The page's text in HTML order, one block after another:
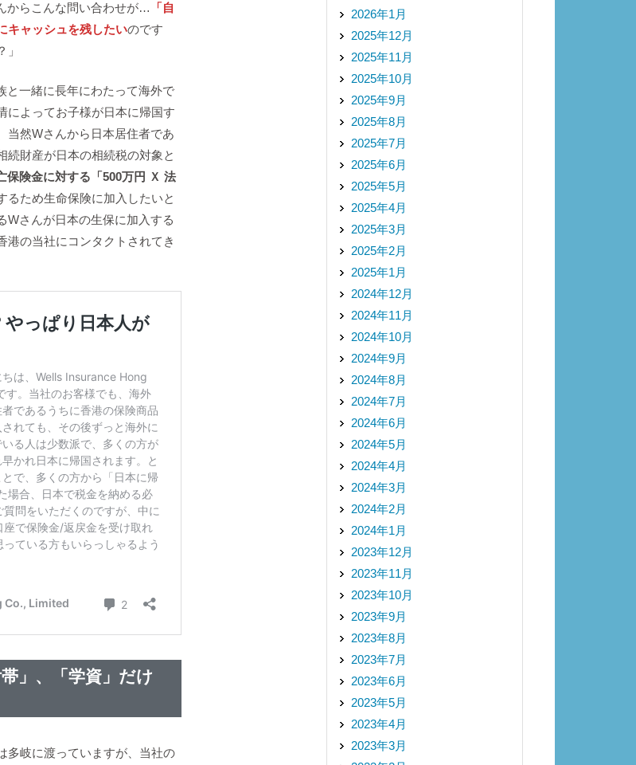
からこんな問い合わせが…
「自
キャッシュを残したいのです
」
と一緒に長年にわたって海外で
によってお子様が日本に帰国す
当然Wさんから日本居住者であ
続財産が日本の相続税の対象と
保険金に対する「500万円 Ｘ 法
るため生命保険に加入したいと
Wさんが日本の生保に加入する
港の当社にコンタクトされてき
」、「学資」だけ
多岐に渡っていますが、当社の
2026年1月
2025年12月
2025年11月
2025年10月
2025年9月
2025年8月
2025年7月
2025年6月
2025年5月
2025年4月
2025年3月
2025年2月
2025年1月
2024年12月
2024年11月
2024年10月
2024年9月
2024年8月
2024年7月
2024年6月
2024年5月
2024年4月
2024年3月
2024年2月
2024年1月
2023年12月
2023年11月
2023年10月
2023年9月
2023年8月
2023年7月
2023年6月
2023年5月
2023年4月
2023年3月